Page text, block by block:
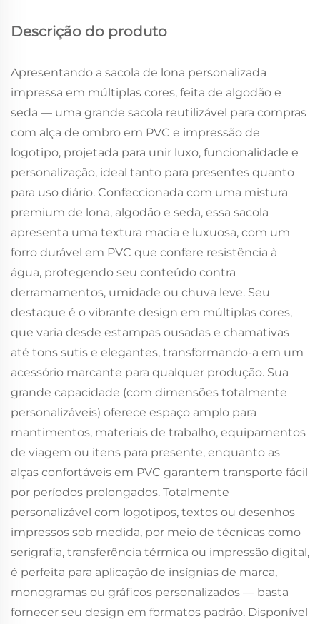
Descrição do produto
Apresentando a sacola de lona personalizada
impressa em múltiplas cores, feita de algodão e
seda — uma grande sacola reutilizável para compras
com alça de ombro em PVC e impressão de
logotipo, projetada para unir luxo, funcionalidade e
personalização, ideal tanto para presentes quanto
para uso diário. Confeccionada com uma mistura
premium de lona, algodão e seda, essa sacola
apresenta uma textura macia e luxuosa, com um
forro durável em PVC que confere resistência à
água, protegendo seu conteúdo contra
derramamentos, umidade ou chuva leve. Seu
destaque é o vibrante design em múltiplas cores,
que varia desde estampas ousadas e chamativas
até tons sutis e elegantes, transformando-a em um
acessório marcante para qualquer produção. Sua
grande capacidade (com dimensões totalmente
personalizáveis) oferece espaço amplo para
mantimentos, materiais de trabalho, equipamentos
de viagem ou itens para presente, enquanto as
alças confortáveis em PVC garantem transporte fácil
por períodos prolongados. Totalmente
personalizável com logotipos, textos ou desenhos
impressos sob medida, por meio de técnicas como
serigrafia, transferência térmica ou impressão digital,
é perfeita para aplicação de insígnias de marca,
monogramas ou gráficos personalizados — basta
fornecer seu design em formatos padrão. Disponível